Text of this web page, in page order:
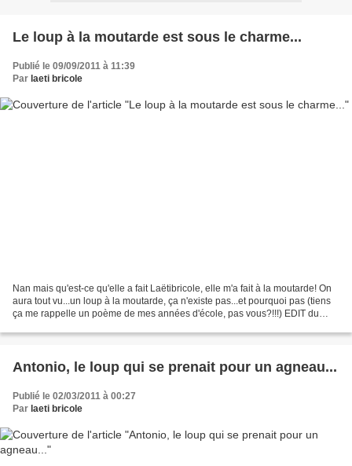
Le loup à la moutarde est sous le charme...
Publié le 09/09/2011 à 11:39
Par laeti bricole
Nan mais qu'est-ce qu'elle a fait Laëtibricole, elle m'a fait à la moutarde! On
aura tout vu...un loup à la moutarde, ça n'existe pas...et pourquoi pas (tiens
ça me rappelle un poème de mes années d'école, pas vous?!!!) EDIT du
Antonio, le loup qui se prenait pour un agneau...
Publié le 02/03/2011 à 00:27
Par laeti bricole